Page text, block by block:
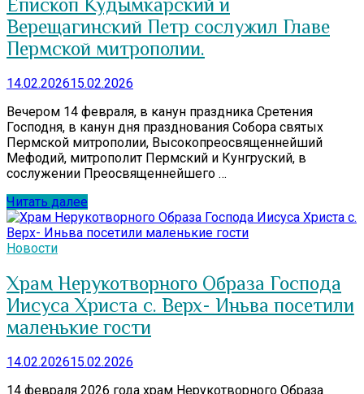
Епископ Кудымкарский и
Верещагинский Петр сослужил Главе
Пермской митрополии.
14.02.202615.02.2026
Вечером 14 февраля, в канун праздника Сретения
Господня, в канун дня празднования Собора святых
Пермской митрополии, Высокопреосвященнейший
Мефодий, митрополит Пермский и Кунгруский, в
сослужении Преосвященнейшего …
Читать далее
Новости
Храм Нерукотворного Образа Господа
Иисуса Христа с. Верх- Иньва посетили
маленькие гости
14.02.202615.02.2026
14 февраля 2026 года храм Нерукотворного Образа